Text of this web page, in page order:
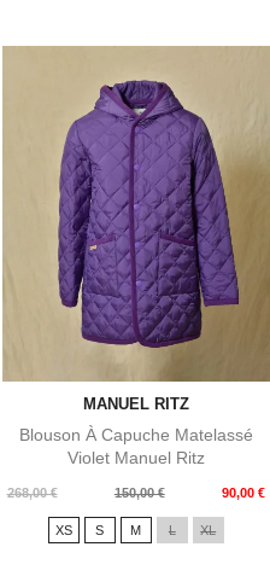
MANUEL RITZ
Blouson À Capuche Matelassé
Violet Manuel Ritz
268,00 €
Prix
150,00 € 90,00 €
Prix
XS S M L XL